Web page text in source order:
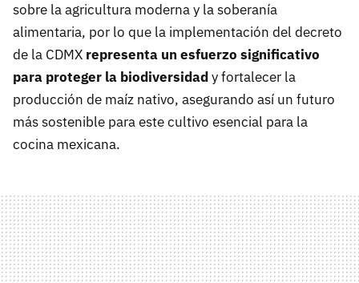
sobre la agricultura moderna y la soberanía
alimentaria, por lo que la implementación del decreto
de la CDMX representa un esfuerzo significativo
para proteger la biodiversidady fortalecer la
producción de maíz nativo, asegurando así un futuro
más sostenible para este cultivo esencial para la
cocina mexicana.